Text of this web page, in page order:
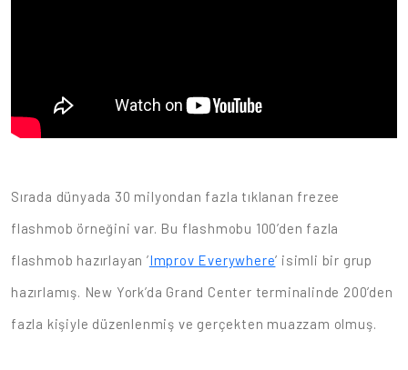
Sırada dünyada 30 milyondan fazla tıklanan frezee
flashmob örneğini var. Bu flashmobu 100’den fazla
flashmob hazırlayan ’Improv Everywhere’ isimli bir grup
hazırlamış. New York’da Grand Center terminalinde 200’den
fazla kişiyle düzenlenmiş ve gerçekten muazzam olmuş.